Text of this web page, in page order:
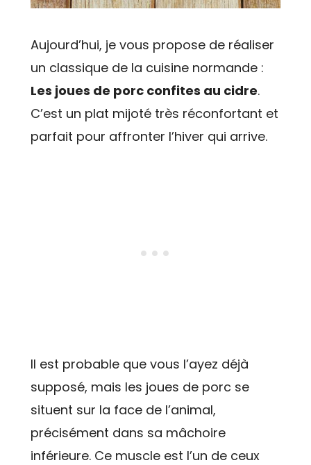
Aujourd’hui, je vous propose de réaliser
un classique de la cuisine normande :
Les joues de porc confites au cidre.
C’est un plat mijoté très réconfortant et
parfait pour affronter l’hiver qui arrive.
Il est probable que vous l’ayez déjà
supposé, mais les joues de porc se
situent sur la face de l’animal,
précisément dans sa mâchoire
inférieure. Ce muscle est l’un de ceux